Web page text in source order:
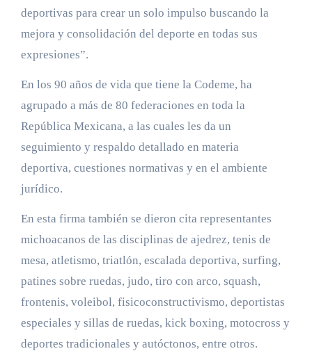
deportivas para crear un solo impulso buscando la
mejora y consolidación del deporte en todas sus
expresiones”.
En los 90 años de vida que tiene la Codeme, ha
agrupado a más de 80 federaciones en toda la
República Mexicana, a las cuales les da un
seguimiento y respaldo detallado en materia
deportiva, cuestiones normativas y en el ambiente
jurídico.
En esta firma también se dieron cita representantes
michoacanos de las disciplinas de ajedrez, tenis de
mesa, atletismo, triatlón, escalada deportiva, surfing,
patines sobre ruedas, judo, tiro con arco, squash,
frontenis, voleibol, fisicoconstructivismo, deportistas
especiales y sillas de ruedas, kick boxing, motocross y
deportes tradicionales y autóctonos, entre otros.